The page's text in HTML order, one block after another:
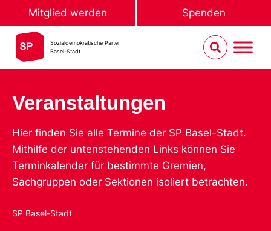
Mitglied werden Spenden
Sozialdemokratische Partei
Basel-Stadt
Veranstaltungen
Hier finden Sie alle Termine der SP Basel-Stadt.
Mithilfe der untenstehenden Links können Sie
Terminkalender für bestimmte Gremien,
Sachgruppen oder Sektionen isoliert betrachten.
SP Basel-Stadt